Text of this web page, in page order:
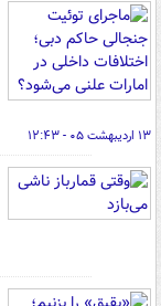
۱۳ اردیبهشت ۰۵ - ۱۲:۴۳